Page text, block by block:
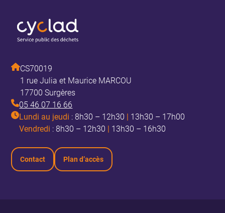
CS70019
1 rue Julia et Maurice MARCOU
17700 Surgères
05 46 07 16 66
Lundi au jeudi : 8h30 – 12h30
13h30 – 17h00
Vendredi : 8h30 – 12h30 13h30 – 16h30
Contact Plan d’accès